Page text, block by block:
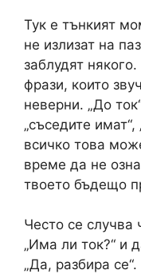
Тук е тънкият
не излизат на
заблудят
фрази, които
неверни. „До
„съседите
всичко това
време да не
твоето бъдещо
Често се случва
„Има ли ток?“ и
„Да, разбира